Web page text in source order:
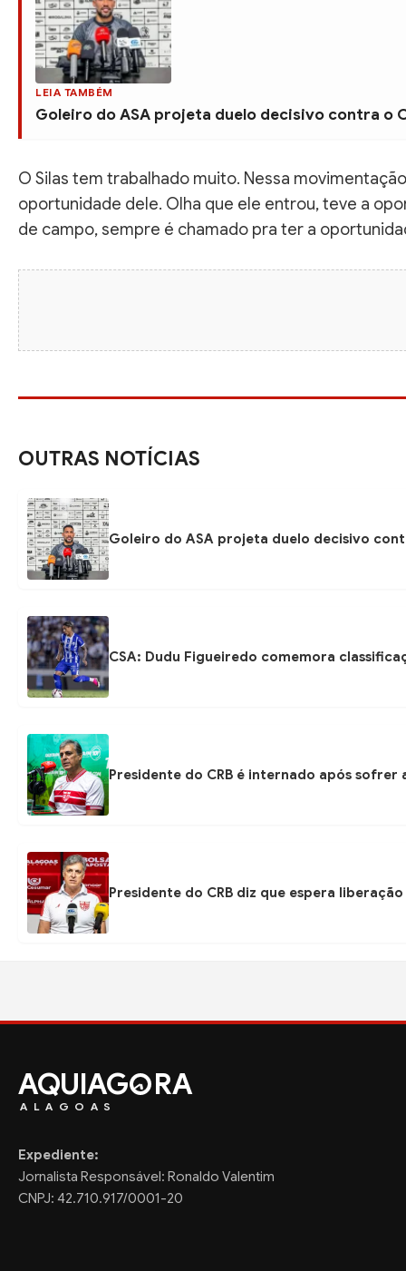
LEIA TAMBÉM
Goleiro do ASA projeta duelo decisivo contra o
O Silas tem trabalhado muito. Nessa
oportunidade dele. Olha que ele entrou, teve a
de campo, sempre é chamado pra ter a
OUTRAS NOTÍCIAS
Goleiro do ASA projeta duelo decisivo
CSA: Dudu Figueiredo comemora
Presidente do CRB é internado após
Presidente do CRB diz que espera
AQUIAG RA
ALAGOAS
Expediente:
Jornalista Responsável: Ronaldo Valentim
CNPJ: 42.710.917/0001-20